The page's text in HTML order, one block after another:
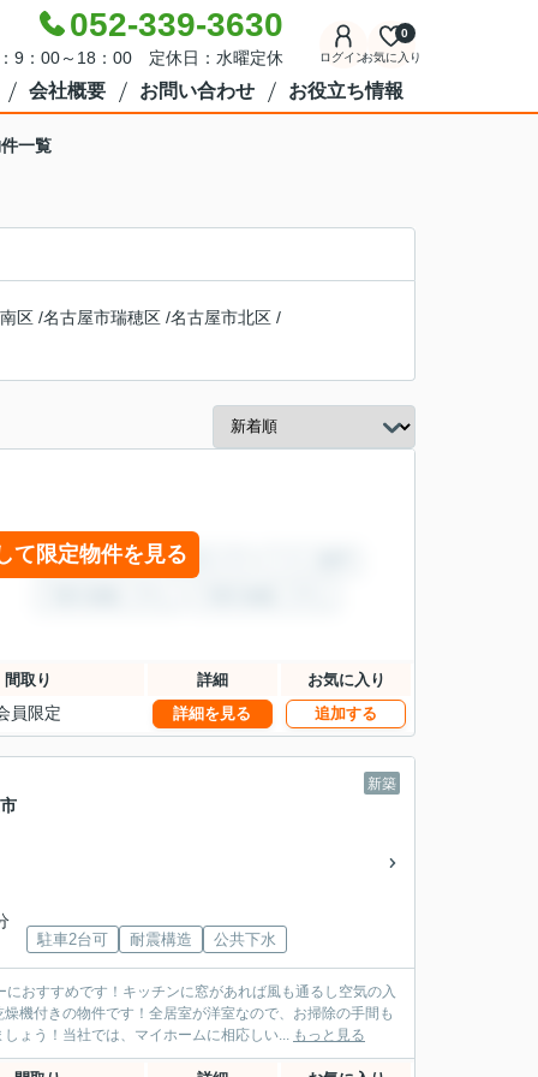
052-339-3630
9：00～18：00 定休日：水曜定休 ログインお気に入り
0
会社概要 お問い合わせ お役立ち情報
一覧
区 /名古屋市瑞穂区 /名古屋市北区 /
て限定物件を見る
間取り 詳細 お気に入り
員限定 詳細を見る 追加する
新築
駐車2台可 耐震構造 公共下水
おすすめです！キッチンに窓があれば風も通るし空気の入
機付きの物件です！全居室が洋室なので、お掃除の手間も
ょう！当社では、マイホームに相応しい... もっと見る